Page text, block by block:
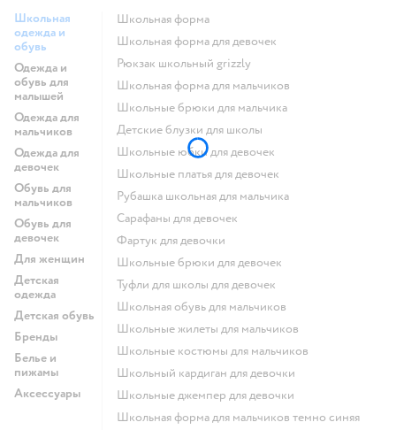
Школьная
одежда и
обувь
Одежда и
обувь для
малышей
Одежда для
мальчиков
Одежда для
девочек
Обувь для
мальчиков
Обувь для
девочек
Для женщин
Детская
одежда
Детская обувь
Бренды
Белье и
пижамы
Аксессуары
Школьная форма
Школьная форма для девочек
Рюкзак школьный grizzly
Школьная форма для мальчиков
Школьные брюки для мальчика
Детские блузки для школы
Школьные юбки для девочек
Школьные платья для девочек
Рубашка школьная для мальчика
Сарафаны для девочек
Фартук для девочки
Школьные брюки для девочек
Туфли для школы для девочек
Школьная обувь для мальчиков
Школьные жилеты для мальчиков
Школьные костюмы для мальчиков
Школьный кардиган для девочки
Школьные джемпер для девочки
Школьная форма для мальчиков темно синяя